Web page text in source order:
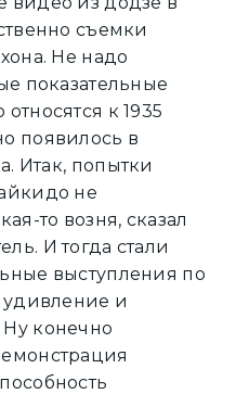
съемки
Не надо
показательные
к 1935
появилось в
Итак, попытки
не
то возня, сказал
И тогда стали
выступления по
удивление и
конечно